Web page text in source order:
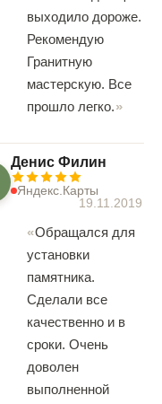
выходило дороже.
Рекомендую
Гранитную
мастерскую. Все
прошло легко.
Денис Филин
Яндекс.Карты
19.11.2019
Обращался для
установки
памятника.
Сделали все
качественно и в
сроки. Очень
доволен
выполненной